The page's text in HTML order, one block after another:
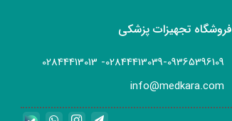
فروشگاه تجهیزات پزشکی
02844413039-09365396109- 02844413013
info@medkara.com